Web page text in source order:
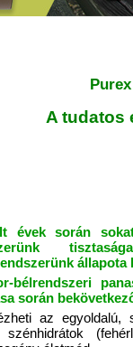
A tudatos
évek során
bélrendszeri
során
az egyoldalú,
szénhidrátok